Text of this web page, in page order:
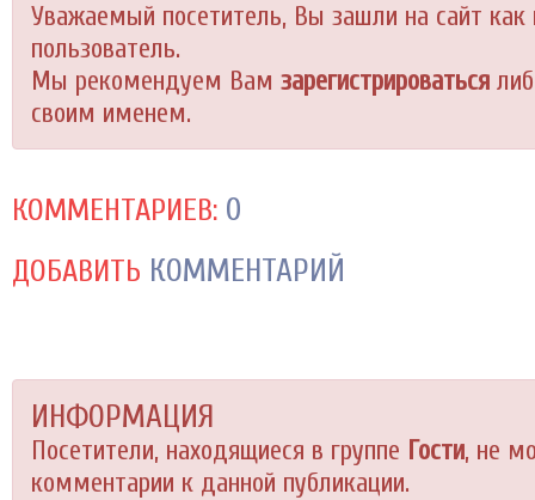
Уважаемый посетитель, Вы зашли на сайт как
пользователь.
Мы рекомендуем Вам зарегистрироваться
своим именем.
КОММЕНТАРИЕВ: 0
ДОБАВИТЬ КОММЕНТАРИЙ
ИНФОРМАЦИЯ
Посетители, находящиеся в группе Гости, не
комментарии к данной публикации.